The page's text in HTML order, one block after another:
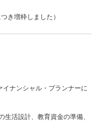
き増枠しました）
ナンシャル・プランナーに
活設計、教育資金の準備、